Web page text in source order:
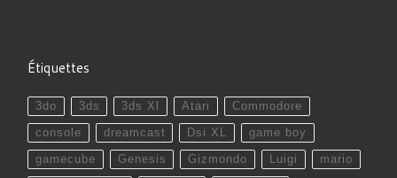
Étiquettes
3do 3ds 3ds Xl Atari Commodore
console dreamcast Dsi XL game boy
gamecube Genesis Gizmondo Luigi mario